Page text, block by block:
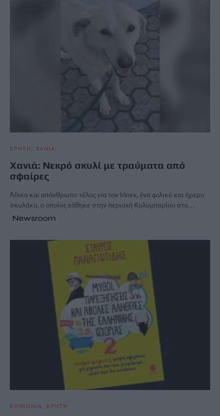
ΚΡΗΤΗ ΧΑΝΙΑ
Χανιά: Νεκρό σκυλί με τραύματα από
σφαίρες
Άδικο και απάνθρωπο τέλος για τον Μπεν, ένα φιλικό και ήρεμο
σκυλάκο, ο οποίος χάθηκε στην περιοχή Κολυμπαρίου στα…
Newsroom
ΚΟΙΝΩΝΙΑ ΚΡΗΤΗ